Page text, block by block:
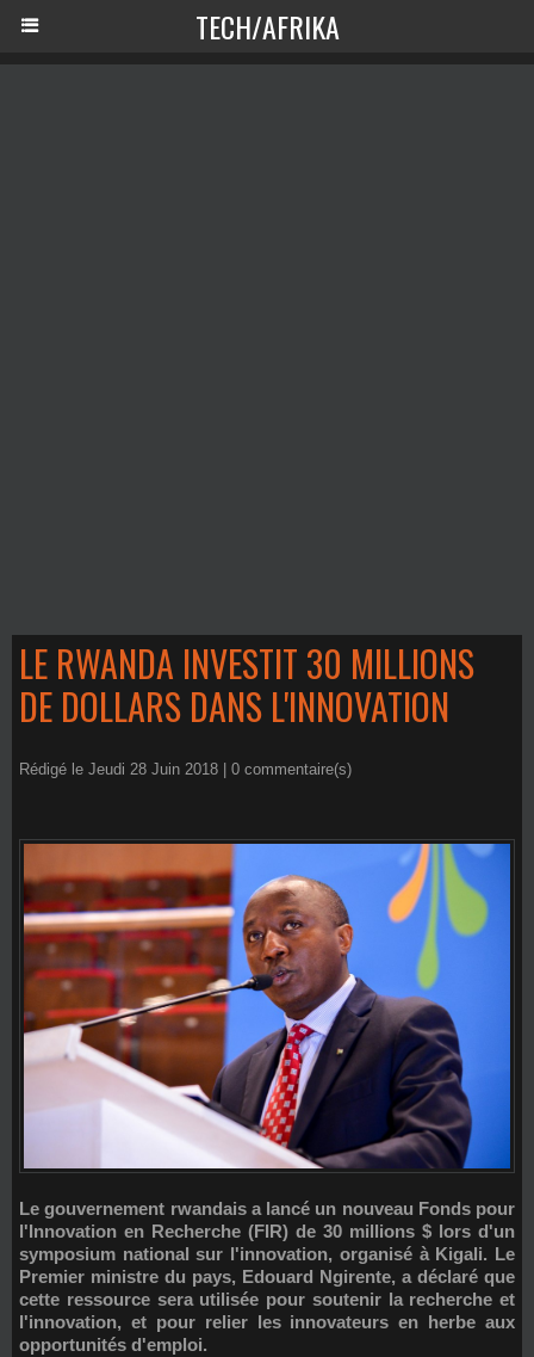
TECH/AFRIKA
LE RWANDA INVESTIT 30 MILLIONS
DE DOLLARS DANS L'INNOVATION
Rédigé le Jeudi 28 Juin 2018 | 0 commentaire(s)
Le gouvernement rwandais a lancé un nouveau Fonds pour
l'Innovation en Recherche (FIR) de 30 millions $ lors d'un
symposium national sur l'innovation, organisé à Kigali. Le
Premier ministre du pays, Edouard Ngirente, a déclaré que
cette ressource sera utilisée pour soutenir la recherche et
l'innovation, et pour relier les innovateurs en herbe aux
opportunités d'emploi.